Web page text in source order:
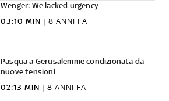
Wenger: We lacked urgency
03:10 MIN | 8 ANNI FA
Pasqua a Gerusalemme condizionata da
nuove tensioni
02:13 MIN | 8 ANNI FA